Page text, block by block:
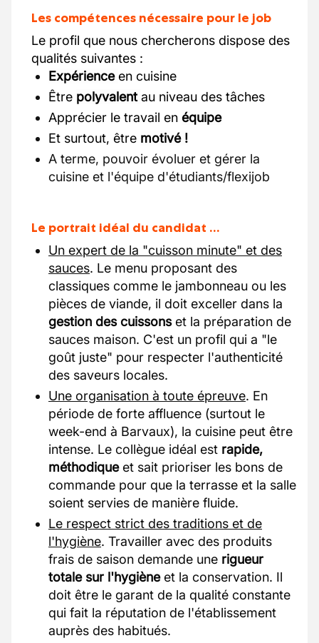
Les compétences nécessaire pour le job
Le profil que nous chercherons dispose des
qualités suivantes :
Expérienceen cuisine
Être polyvalent au niveau des tâches
Apprécier le travail en équipe
Et surtout, être motivé !
A terme, pouvoir évoluer et gérer la
cuisine et l'équipe d'étudiants/flexijob
Le portrait idéal du candidat …
Un expert de la "cuisson minute" et des
sauces. Le menu proposant des
classiques comme le jambonneau ou les
pièces de viande, il doit exceller dans la
gestion des cuissonset la préparation de
sauces maison. C'est un profil qui a "le
goût juste" pour respecter l'authenticité
des saveurs locales.
Une organisation à toute épreuve. En
période de forte affluence (surtout le
week-end à Barvaux), la cuisine peut être
intense. Le collègue idéal est rapide,
méthodiqueet sait prioriser les bons de
commande pour que la terrasse et la salle
soient servies de manière fluide.
Le respect strict des traditions et de
l'hygiène. Travailler avec des produits
frais de saison demande une rigueur
totale sur l'hygièneet la conservation. Il
doit être le garant de la qualité constante
qui fait la réputation de l'établissement
auprès des habitués.